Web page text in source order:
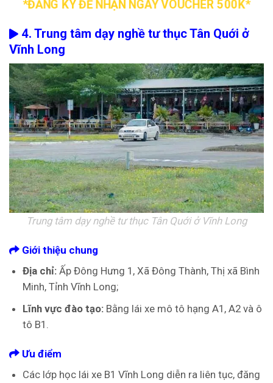
*ĐĂNG KÝ ĐỂ NHẬN NGAY VOUCHER 500K*
4. Trung tâm dạy nghề tư thục Tân Quới ở
Vĩnh Long
Trung tâm dạy nghề tư thục Tân Quới ở Vĩnh Long
Giới thiệu chung
Địa chỉ: Ấp Đông Hưng 1, Xã Đông Thành, Thị xã Bình
Minh, Tỉnh Vĩnh Long;
Lĩnh vực đào tạo: Bằng lái xe mô tô hạng A1, A2 và ô
tô B1.
Ưu điểm
Các lớp học lái xe B1 Vĩnh Long diễn ra liên tục, đăng